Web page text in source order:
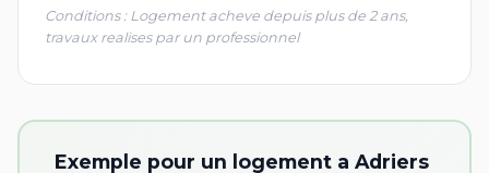
Conditions : Logement acheve depuis plus de 2 ans,
travaux realises par un professionnel
Exemple pour un logement a Adriers